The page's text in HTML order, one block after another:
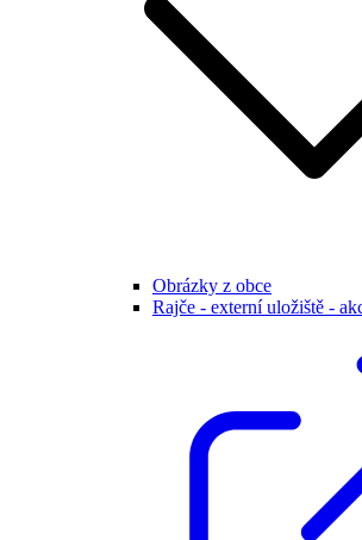
Obrázky z obce
Rajče - externí uložiště -